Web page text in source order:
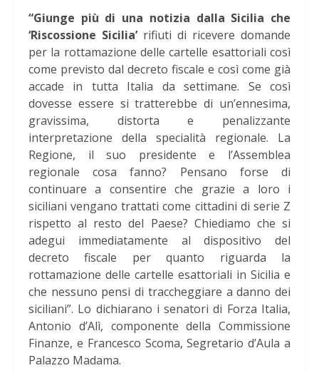
“Giunge più di una notizia dalla Sicilia che
‘Riscossione Sicilia’rifiuti di ricevere domande
per la rottamazione delle cartelle esattoriali così
come previsto dal decreto fiscale e così come già
accade in tutta Italia da settimane. Se così
dovesse essere si tratterebbe di un’ennesima,
gravissima, distorta e penalizzante
interpretazione della specialità regionale. La
Regione, il suo presidente e l’Assemblea
regionale cosa fanno? Pensano forse di
continuare a consentire che grazie a loro i
siciliani vengano trattati come cittadini di serie Z
rispetto al resto del Paese? Chiediamo che si
adegui immediatamente al dispositivo del
decreto fiscale per quanto riguarda la
rottamazione delle cartelle esattoriali in Sicilia e
che nessuno pensi di traccheggiare a danno dei
siciliani”. Lo dichiarano i senatori di Forza Italia,
Antonio d’Alì, componente della Commissione
Finanze, e Francesco Scoma, Segretario d’Aula a
Palazzo Madama.